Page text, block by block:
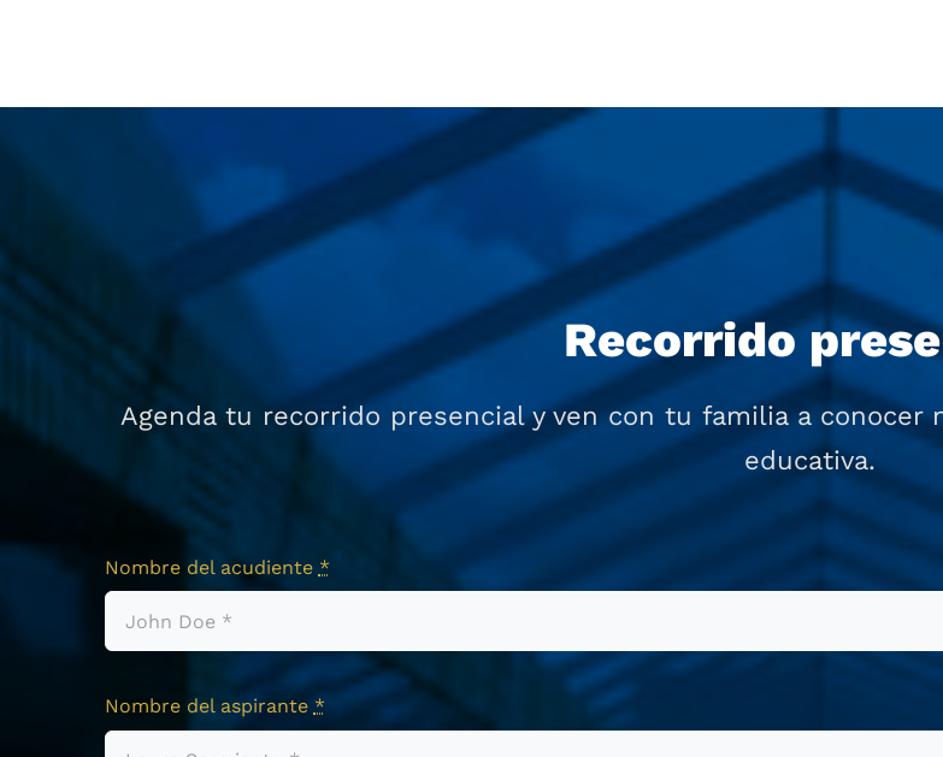
Recorrido
Agenda tu recorrido presencial y ven con tu familia a
educativa.
Nombre del acudiente *
Nombre del aspirante *